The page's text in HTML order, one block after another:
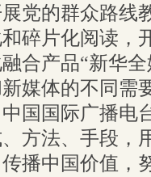
党的群众路线
碎片化阅读，
合产品“新华
媒体的不同需
国国际广播电
方法、手段，
播中国价值，